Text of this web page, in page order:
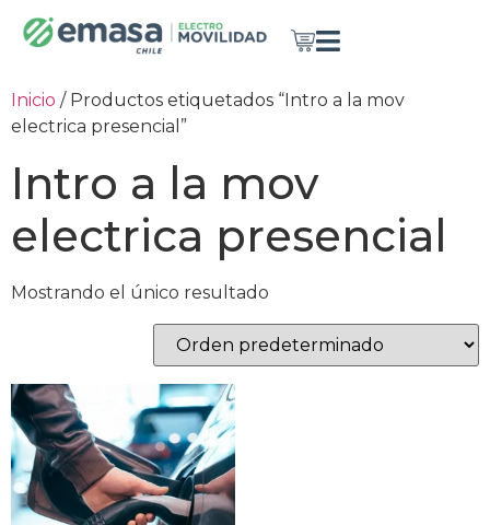
Inicio / Productos etiquetados “Intro a la mov
electrica presencial”
Intro a la mov
electrica presencial
Mostrando el único resultado